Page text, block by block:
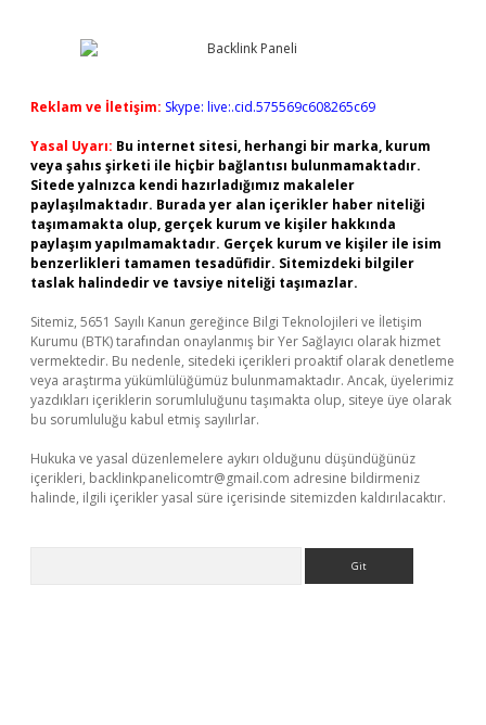
Reklam ve İletişim: Skype: live:.cid.575569c608265c69
Yasal Uyarı: Bu internet sitesi, herhangi bir marka, kurum
veya şahıs şirketi ile hiçbir bağlantısı bulunmamaktadır.
Sitede yalnızca kendi hazırladığımız makaleler
paylaşılmaktadır. Burada yer alan içerikler haber niteliği
taşımamakta olup, gerçek kurum ve kişiler hakkında
paylaşım yapılmamaktadır. Gerçek kurum ve kişiler ile isim
benzerlikleri tamamen tesadüfidir. Sitemizdeki bilgiler
taslak halindedir ve tavsiye niteliği taşımazlar.
Sitemiz, 5651 Sayılı Kanun gereğince Bilgi Teknolojileri ve İletişim
Kurumu (BTK) tarafından onaylanmış bir Yer Sağlayıcı olarak hizmet
vermektedir. Bu nedenle, sitedeki içerikleri proaktif olarak denetleme
veya araştırma yükümlülüğümüz bulunmamaktadır. Ancak, üyelerimiz
yazdıkları içeriklerin sorumluluğunu taşımakta olup, siteye üye olarak
bu sorumluluğu kabul etmiş sayılırlar.
Hukuka ve yasal düzenlemelere aykırı olduğunu düşündüğünüz
içerikleri, backlinkpanelicomtr@gmail.com adresine bildirmeniz
halinde, ilgili içerikler yasal süre içerisinde sitemizden kaldırılacaktır.